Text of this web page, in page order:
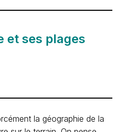
et ses plages
la géographie de la